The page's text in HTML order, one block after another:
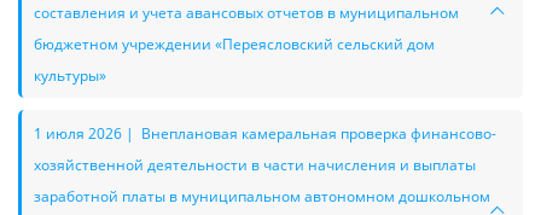
составления и учета авансовых отчетов в муниципальном
бюджетном учреждении «Переясловский сельский дом
культуры»
1 июля 2026 | Внеплановая камеральная проверка финансово-
хозяйственной деятельности в части начисления и выплаты
заработной платы в муниципальном автономном дошкольном